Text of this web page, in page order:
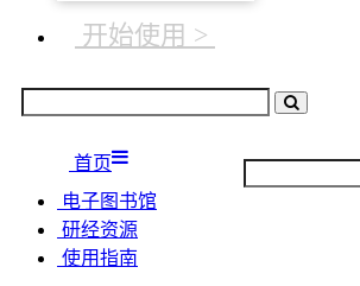
开始使用 >
首页
电子图书馆
研经资源
使用指南